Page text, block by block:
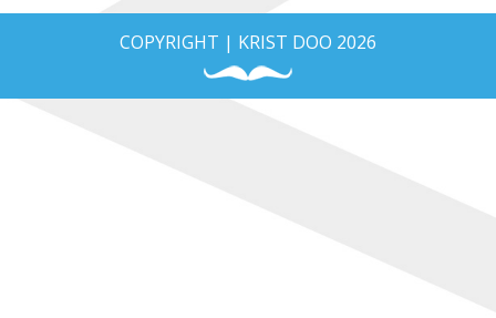
COPYRIGHT | KRIST DOO 2026